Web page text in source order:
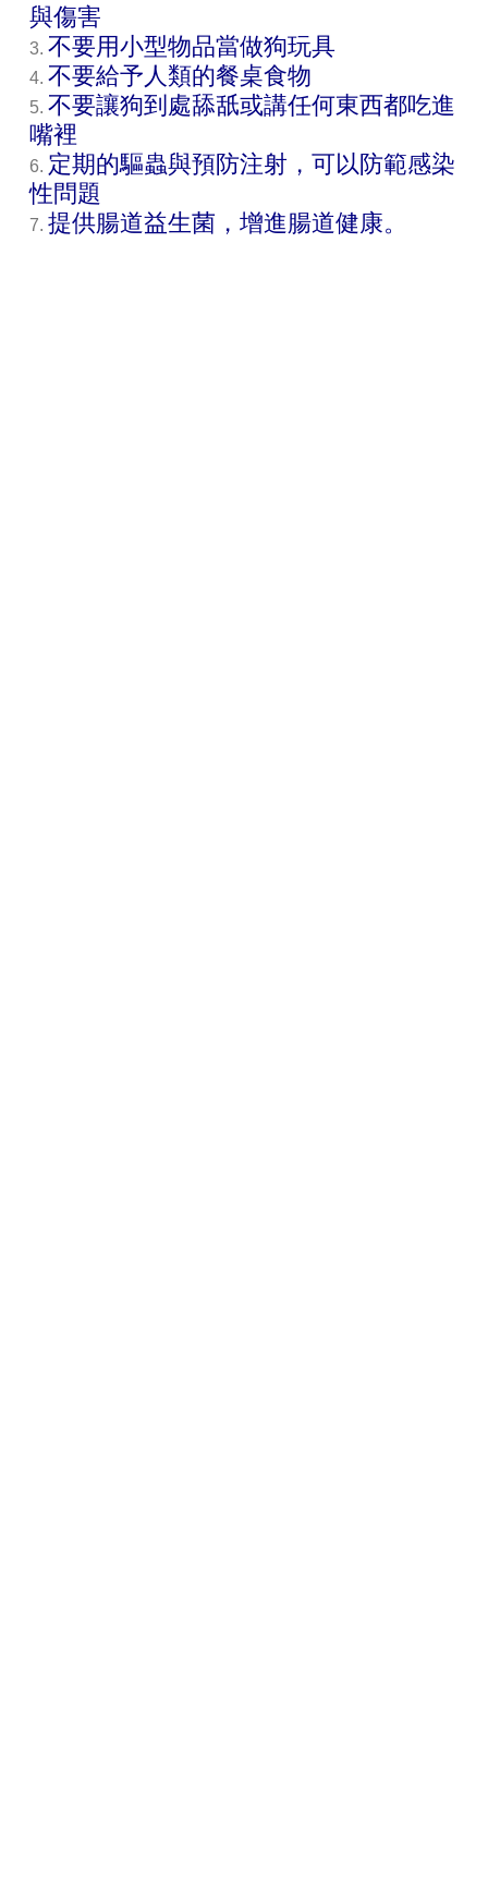
與傷害
不要用小型物品當做狗玩具
不要給予人類的餐桌食物
不要讓狗到處舔舐或講任何東西都吃進
嘴裡
定期的驅蟲與預防注射，可以防範感染
性問題
提供腸道益生菌，增進腸道健康。